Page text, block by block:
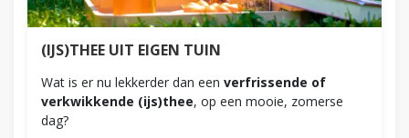
(IJS)THEE UIT EIGEN TUIN
Wat is er nu lekkerder dan een verfrissende of
verkwikkende (ijs)thee, op een mooie, zomerse
dag?